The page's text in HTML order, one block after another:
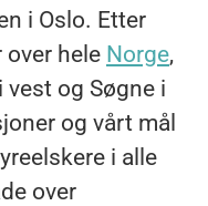
i Oslo. Etter
hele Norge,
og Søgne i
og vårt mål
i alle
over